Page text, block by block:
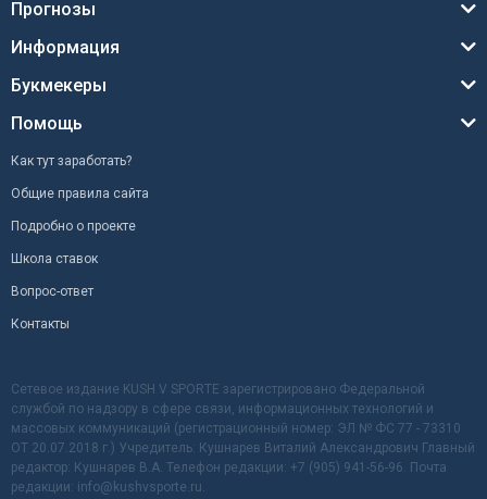
Прогнозы
Информация
Букмекеры
Помощь
Как тут заработать?
Общие правила сайта
Подробно о проекте
Школа ставок
Вопрос-ответ
Контакты
Сетевое издание KUSH V SPORTE зарегистрировано Федеральной
службой по надзору в сфере связи, информационных технологий и
массовых коммуникаций (регистрационный номер: ЭЛ № ФС 77 - 73310
ОТ 20.07.2018 г.) Учредитель: Кушнарев Виталий Александрович Главный
редактор: Кушнарев В.А. Телефон редакции: +7 (905) 941-56-96. Почта
редакции: info@kushvsporte.ru.